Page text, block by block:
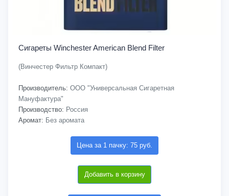
Сигареты Winchester American Blend Filter
(Винчестер Фильтр Компакт)
Производитель: ООО "Универсальная Сигаретная
Мануфактура"
Производство: Россия
Аромат: Без аромата
Цена за 1 пачку: 75 руб.
Добавить в корзину